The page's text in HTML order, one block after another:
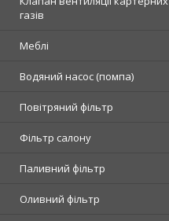
газів
Меблі
Водяний насос (помпа)
Повітряний фільтр
Фільтр салону
Паливний фільтр
Оливний фільтр